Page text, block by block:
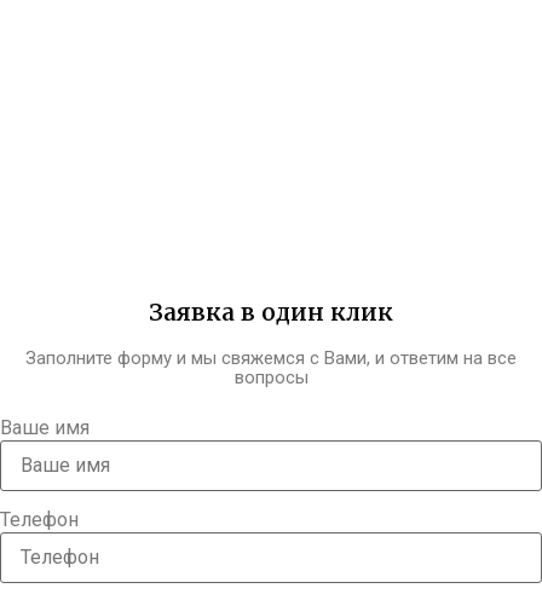
Заявка в один клик
Заполните форму и мы свяжемся с Вами, и ответим на все
вопросы
Ваше имя
Телефон